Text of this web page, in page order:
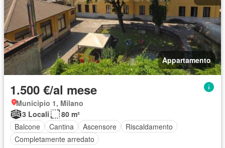
Appartamento
1.500 €/al mese
Municipio 1, Milano
3 Locali
80 m²
Balcone
Cantina Ascensore
Riscaldamento
Completamente arredato